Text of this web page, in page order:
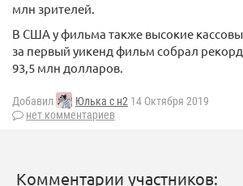
млн зрителей.
В США у фильма также высокие
за первый уикенд фильм собрал
93,5 млн долларов.
Добавил Юлька с н2 14 Октября 2019
нет комментариев
Комментарии участников: